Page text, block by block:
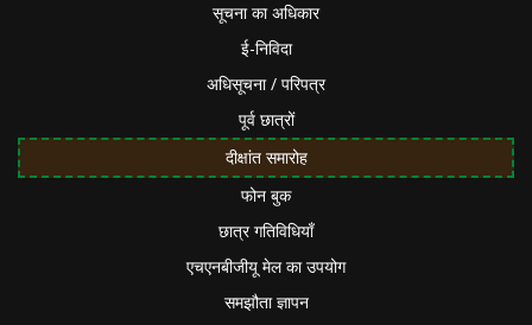
सूचना का अधिकार
ई-निविदा
अधिसूचना / परिपत्र
पूर्व छात्रों
दीक्षांत समारोह
फोन बुक
छात्र गतिविधियाँ
एचएनबीजीयू मेल का उपयोग
समझौता ज्ञापन